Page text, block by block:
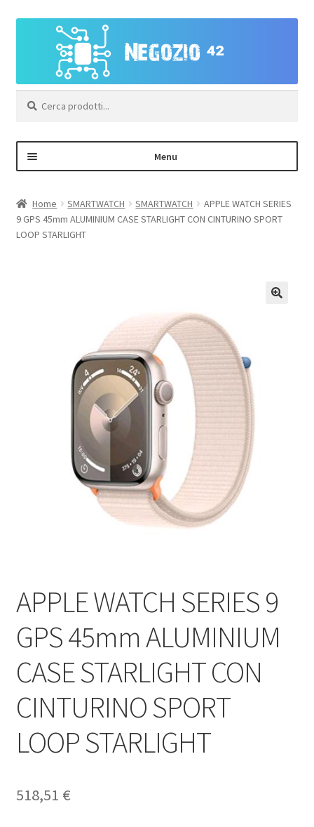
navigazione
contenuto
Menu
Area Personale – Registrazione
Home SMARTWATCH SMARTWATCH
APPLE WATCH SERIES
9 GPS 45mm ALUMINIUM CASE STARLIGHT CON CINTURINO SPORT
LOOP STARLIGHT
APPLE WATCH SERIES 9
GPS 45mm ALUMINIUM
CASE STARLIGHT CON
CINTURINO SPORT
LOOP STARLIGHT
518,51 €